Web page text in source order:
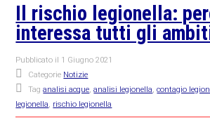
Il rischio legionella:
interessa tutti gli
Pubblicato il 1 Giugno 2021
Categorie Notizie
Taganalisi acque,analisi legionella,contagio
legionella, rischio legionella